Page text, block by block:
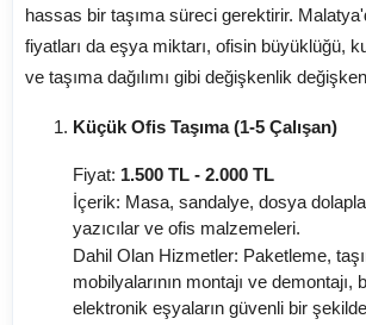
hassas bir taşıma süreci gerektirir.
fiyatları da eşya miktarı, ofisin büyüklüğü,
ve taşıma dağılımı gibi değişkenlik
Küçük Ofis Taşıma (1-5 Çalışan)
Fiyat: 1.500 TL - 2.000 TL
İçerik: Masa, sandalye, dosya
yazıcılar ve ofis malzemeleri.
Dahil Olan Hizmetler: Paketleme,
mobilyalarının montajı ve demontajı,
elektronik eşyaların güvenli bir